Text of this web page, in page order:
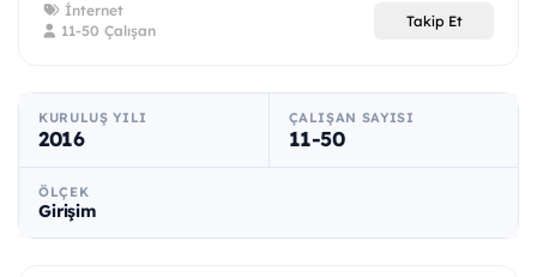
İnternet
11-50 Çalışan
Takip Et
KURULUŞ YILI
2016
ÇALIŞAN SAYISI
11-50
ÖLÇEK
Girişim